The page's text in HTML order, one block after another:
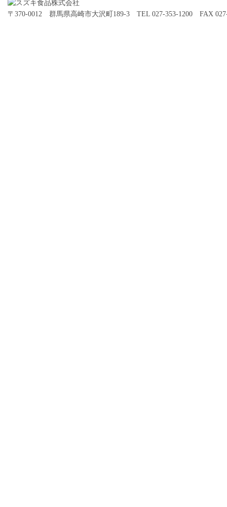
〒370-0012 群馬県高崎市大沢町189-3 TEL 027-353-1200 FAX